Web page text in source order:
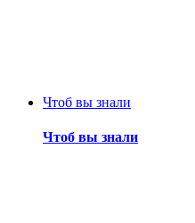
Чтоб вы знали
Чтоб вы знали